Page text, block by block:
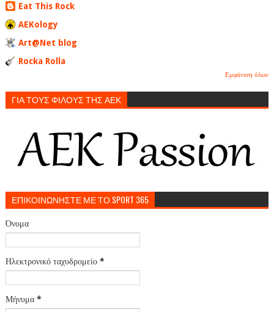
Eat This Rock
AEKology
Art@Net blog
Rocka Rolla
Εμφάνιση όλων
ΓΙΑ ΤΟΥΣ ΦΙΛΟΥΣ ΤΗΣ ΑΕΚ
ΕΠΙΚΟΙΝΩΝΗΣΤΕ ΜΕ ΤΟ SPORT 365
Όνομα
Ηλεκτρονικό ταχυδρομείο *
Μήνυμα *